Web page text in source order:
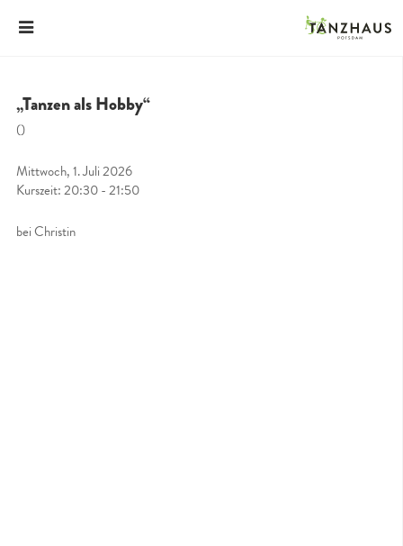
„Tanzen als Hobby“
()
Mittwoch, 1. Juli 2026
Kurszeit: 20:30 - 21:50
bei Christin